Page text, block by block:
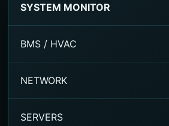
SYSTEM MONITOR
BMS / HVAC
NETWORK
SERVERS